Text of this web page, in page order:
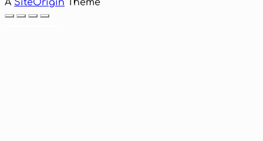
A SiteOrigin Theme